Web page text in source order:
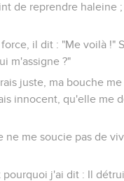
de reprendre haleine ;
il dit : "Me voilà !"
m'assigne ?"
juste, ma bouche me
innocent, qu'elle me
ne me soucie pas de
pourquoi j'ai dit : Il